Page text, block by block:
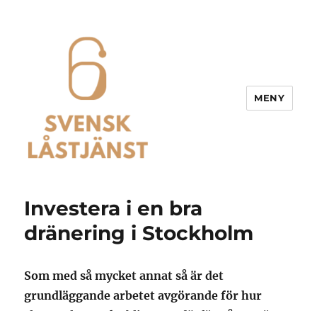
MENY
Investera i en bra
dränering i Stockholm
Som med så mycket annat så är det
grundläggande arbetet avgörande för hur